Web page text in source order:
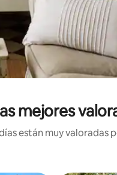
mejores
están muy